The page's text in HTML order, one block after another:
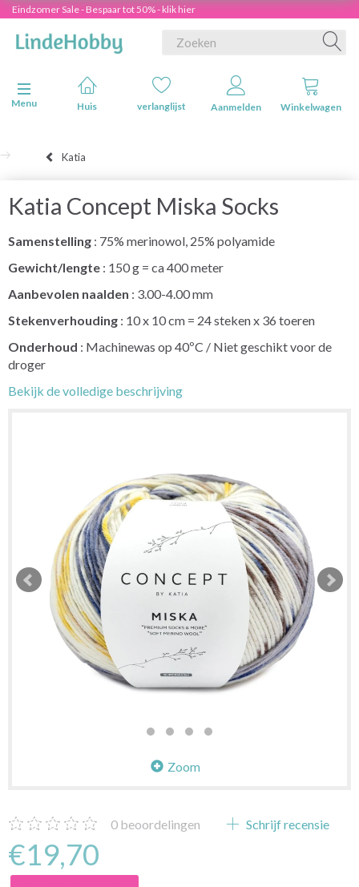
Eindzomer Sale - Bespaar tot 50% - klik hier
Navigatie in-/uitschakelen
Menu
Huis verlanglijst Aanmelden Winkelwagen
Katia
Katia Concept Miska Socks
Samenstelling : 75% merinowol, 25% polyamide
Gewicht/lengte : 150 g = ca 400 meter
Aanbevolen naalden : 3.00-4.00 mm
Stekenverhouding : 10 x 10 cm = 24 steken x 36 toeren
Onderhoud : Machinewas op 40ºC / Niet geschikt voor de
droger
Bekijk de volledige beschrijving
Zoom
0 beoordelingen Schrijf recensie
€19,70